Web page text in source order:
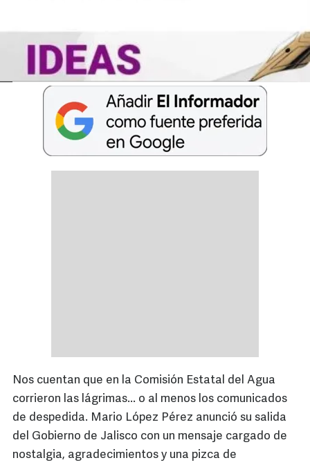
Nos cuentan que en la Comisión Estatal del Agua
corrieron las lágrimas... o al menos los comunicados
de despedida. Mario López Pérez anunció su salida
del Gobierno de Jalisco con un mensaje cargado de
nostalgia, agradecimientos y una pizca de